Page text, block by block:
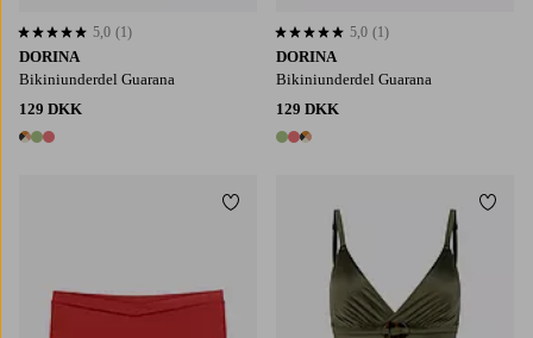
DORINA
Bikiniunderdel Guarana
129 DKK
3 farver
5,0 baseret på 1 bedømmelser
5,0 (1)
DORINA
Bikiniunderdel Guarana
129 DKK
3 farver
5,0 baseret på 1 bedømmelser
5,0 (1)
Tilføj til favoritter